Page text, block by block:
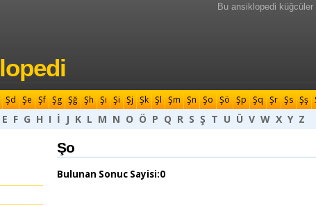
Bu ansiklopedi küğcüler
lopedi
Şd Şe Şf Şg Şğ Şh Şı Şi Şj Şk Şl Şm Şn Şo Şö Şp Şq Şr Şs Şş
E F G H I İ J K L M N O Ö P Q R S Ş T U Ü V W X Y Z
Şo
Bulunan Sonuc Sayisi:0